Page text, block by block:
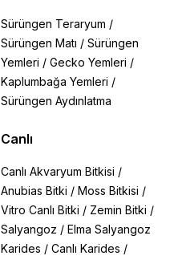
Sürüngen Teraryum /
Sürüngen Matı / Sürüngen
Yemleri / Gecko Yemleri /
Kaplumbağa Yemleri /
Sürüngen Aydınlatma
Canlı
Canlı Akvaryum Bitkisi /
Anubias Bitki / Moss Bitkisi /
Vitro Canlı Bitki / Zemin Bitki /
Salyangoz / Elma Salyangoz
Karides / Canlı Karides /